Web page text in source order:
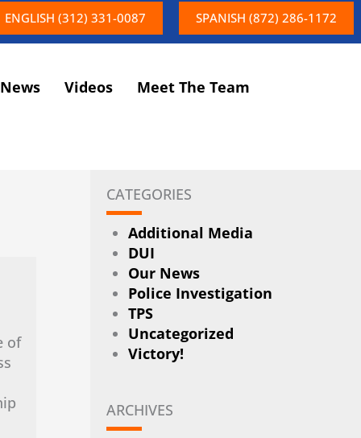
ENGLISH (312) 331-0087 SPANISH (872) 286-1172
News Videos Meet The Team
of
CATEGORIES
Additional Media
DUI
Our News
Police Investigation
TPS
Uncategorized
Victory!
ARCHIVES